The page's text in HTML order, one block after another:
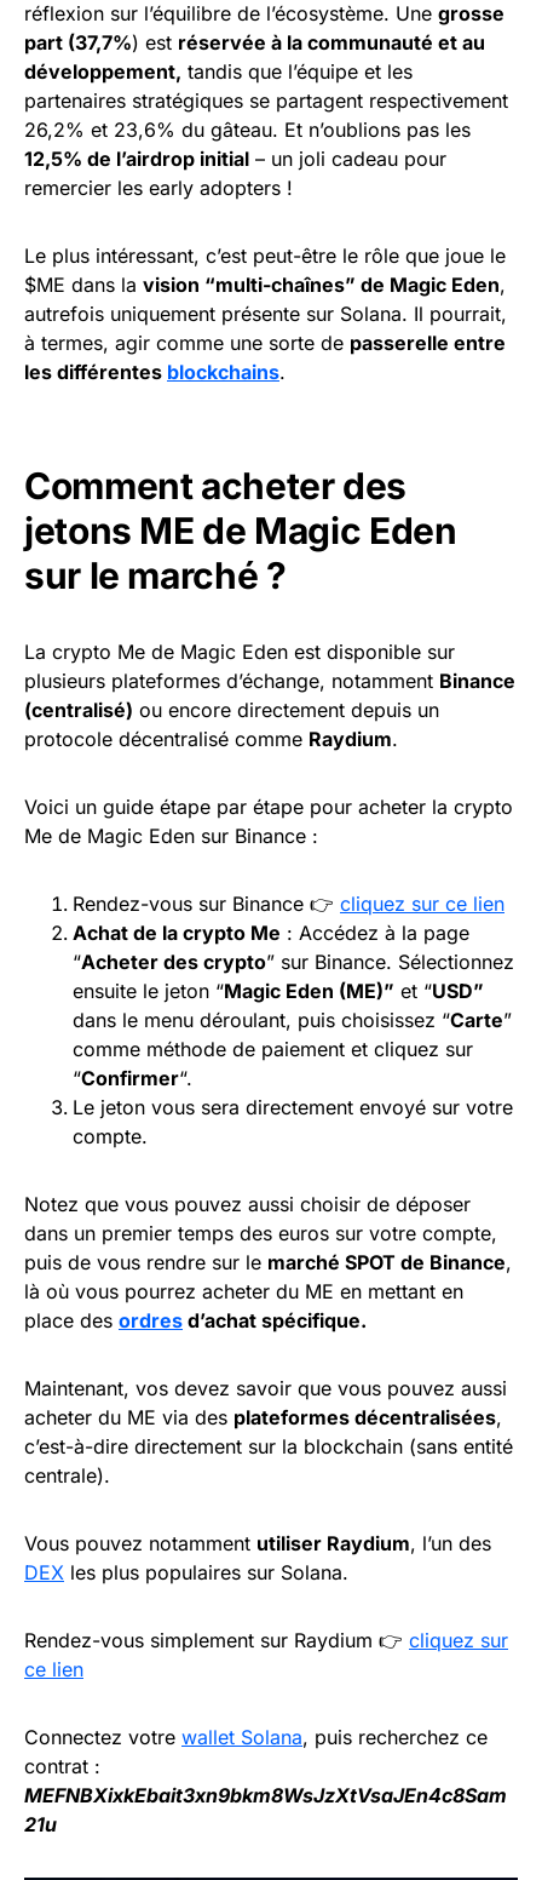
réflexion sur l’équilibre de l’écosystème. Une grosse
part (37,7%) est réservée à la communauté et au
développement, tandis que l’équipe et les
partenaires stratégiques se partagent respectivement
26,2% et 23,6% du gâteau. Et n’oublions pas les
12,5% de l’airdrop initial – un joli cadeau pour
remercier les early adopters !
Le plus intéressant, c’est peut-être le rôle que joue le
$ME dans la vision “multi-chaînes” de Magic Eden,
autrefois uniquement présente sur Solana. Il pourrait,
à termes, agir comme une sorte de passerelle entre
les différentes blockchains.
Comment acheter des
jetons ME de Magic Eden
sur le marché ?
La crypto Me de Magic Eden est disponible sur
plusieurs plateformes d’échange, notamment Binance
(centralisé) ou encore directement depuis un
protocole décentralisé comme Raydium.
Voici un guide étape par étape pour acheter la crypto
Me de Magic Eden sur Binance :
Rendez-vous sur Binance 👉 cliquez sur ce lien
Achat de la crypto Me : Accédez à la page
“Acheter des crypto” sur Binance. Sélectionnez
ensuite le jeton “Magic Eden (ME)” et “USD”
dans le menu déroulant, puis choisissez “Carte”
comme méthode de paiement et cliquez sur
“Confirmer“.
Le jeton vous sera directement envoyé sur votre
compte.
Notez que vous pouvez aussi choisir de déposer
dans un premier temps des euros sur votre compte,
puis de vous rendre sur le marché SPOT de Binance,
là où vous pourrez acheter du ME en mettant en
place des ordres d’achat spécifique.
Maintenant, vos devez savoir que vous pouvez aussi
acheter du ME via des plateformes décentralisées,
c’est-à-dire directement sur la blockchain (sans entité
centrale).
Vous pouvez notamment utiliser Raydium, l’un des
DEX les plus populaires sur Solana.
Rendez-vous simplement sur Raydium 👉 cliquez sur
ce lien
Connectez votre wallet Solana, puis recherchez ce
contrat :
MEFNBXixkEbait3xn9bkm8WsJzXtVsaJEn4c8Sam
21u